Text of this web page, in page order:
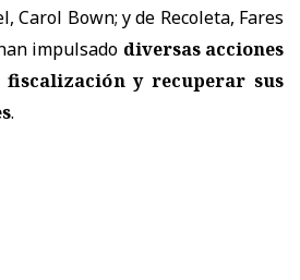
Carol Bown; y de Recoleta, Fares
impulsado diversas acciones
y recuperar sus
.